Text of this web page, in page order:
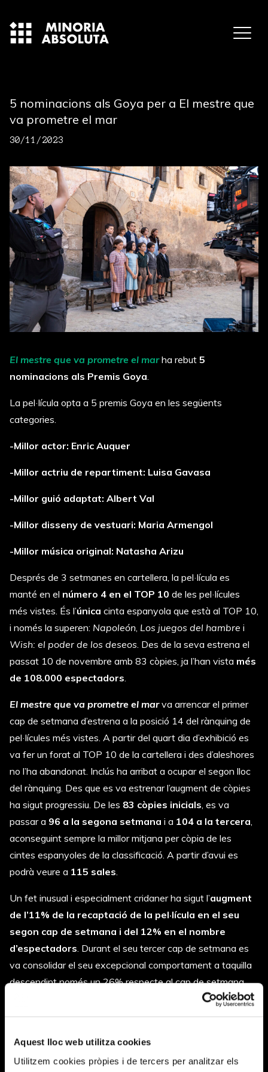
Aquest lloc web utilitza cookies
Utilitzem cookies pròpies i de tercers per analitzar els
5 nominacions als Goya per a El mestre que
va prometre el mar
30/11/2023
El mestre que va prometre el marha rebut 5
nominacions als Premis Goya.
La pel·lícula opta a 5 premis Goya en les següents
categories.
-Millor actor: Enric Auquer
-Millor actriu de repartiment: Luisa Gavasa
-Millor guió adaptat: Albert Val
-Millor disseny de vestuari: Maria Armengol
-Millor música original: Natasha Arizu
Després de 3 setmanes en cartellera, la pel·lícula es
manté en el número 4 en el TOP 10 de les pel·lícules
més vistes. És l’única cinta espanyola que està al TOP 10,
i només la superen: Napoleón, Los juegos del hambre i
Wish: el poder de los deseos. Des de la seva estrena el
passat 10 de novembre amb 83 còpies, ja l’han vista més
de 108.000 espectadors.
El mestre que va prometre el marva arrencar el primer
cap de setmana d’estrena a la posició 14 del rànquing de
pel·lícules més vistes. A partir del quart dia d’exhibició es
va fer un forat al TOP 10 de la cartellera i des d’aleshores
no l’ha abandonat. Inclús ha arribat a ocupar el segon lloc
del rànquing. Des que es va estrenar l’augment de còpies
ha sigut progressiu. De les 83 còpies inicials, es va
passar a 96 a la segona setmana i a 104 a la tercera,
aconseguint sempre la millor mitjana per còpia de les
cintes espanyoles de la classificació. A partir d’avui es
podrà veure a 115 sales.
Un fet inusual i especialment cridaner ha sigut l’augment
de l’11% de la recaptació de la pel·lícula en el seu
segon cap de setmana i del 12% en el nombre
d’espectadors. Durant el seu tercer cap de setmana es
va consolidar el seu excepcional comportament a taquilla
descendint només un 26% respecte al cap de setmana
anterior, mentre que les altres pel·lícules descendien per
sobre del 46%.
La pel·lícula va començar el seu camí a la
Internacional de Cine de Valladolid,SEMINCI. Va rebre